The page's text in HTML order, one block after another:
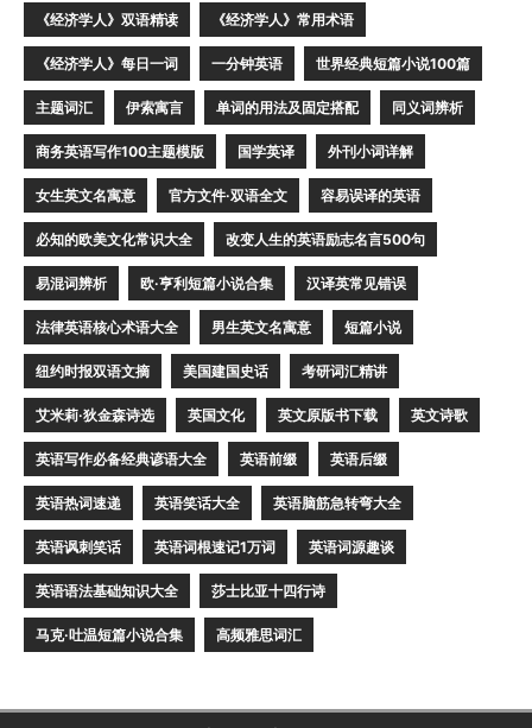
《经济学人》双语精读 《经济学人》常用术语
《经济学人》每日一词 一分钟英语 世界经典短篇小说100篇
主题词汇 伊索寓言 单词的用法及固定搭配 同义词辨析
商务英语写作100主题模版 国学英译 外刊小词详解
女生英文名寓意 官方文件·双语全文 容易误译的英语
必知的欧美文化常识大全 改变人生的英语励志名言500句
易混词辨析 欧·亨利短篇小说合集 汉译英常见错误
法律英语核心术语大全 男生英文名寓意 短篇小说
纽约时报双语文摘 美国建国史话 考研词汇精讲
艾米莉·狄金森诗选 英国文化 英文原版书下载 英文诗歌
英语写作必备经典谚语大全 英语前缀 英语后缀
英语热词速递 英语笑话大全 英语脑筋急转弯大全
英语讽刺笑话 英语词根速记1万词 英语词源趣谈
英语语法基础知识大全 莎士比亚十四行诗
马克·吐温短篇小说合集 高频雅思词汇